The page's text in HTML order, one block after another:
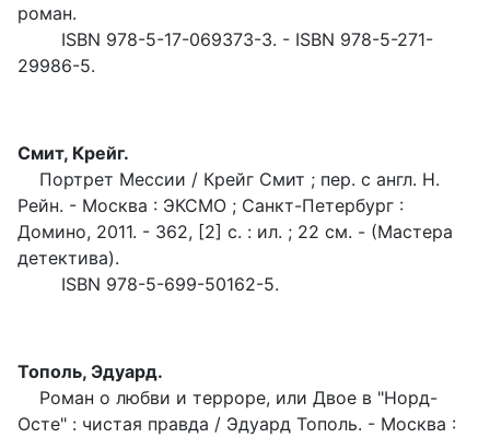
роман.
ISBN 978-5-17-069373-3. - ISBN 978-5-271-
29986-5.
Смит, Крейг.
Портрет Мессии / Крейг Смит ; пер. с англ. Н.
Рейн. - Москва : ЭКСМО ; Санкт-Петербург :
Домино, 2011. - 362, [2] с. : ил. ; 22 см. - (Мастера
детектива).
ISBN 978-5-699-50162-5.
Тополь, Эдуард.
Роман о любви и терроре, или Двое в "Норд-
Осте" : чистая правда / Эдуард Тополь. - Москва :